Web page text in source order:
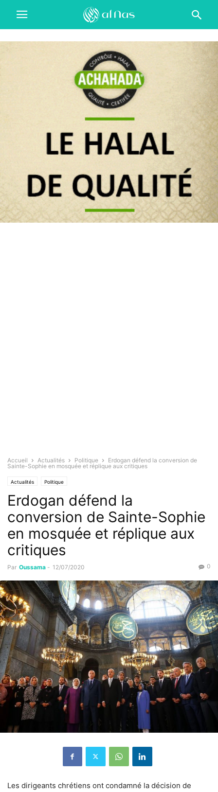
Accueil Actualités Politique
Erdogan défend la conversion de
Sainte-Sophie en mosquée et réplique aux critiques
Actualités Politique
Erdogan défend la
conversion de Sainte-Sophie
en mosquée et réplique aux
critiques
Par Oussama - 12/07/2020 0
Les dirigeants chrétiens ont condamné la décision de